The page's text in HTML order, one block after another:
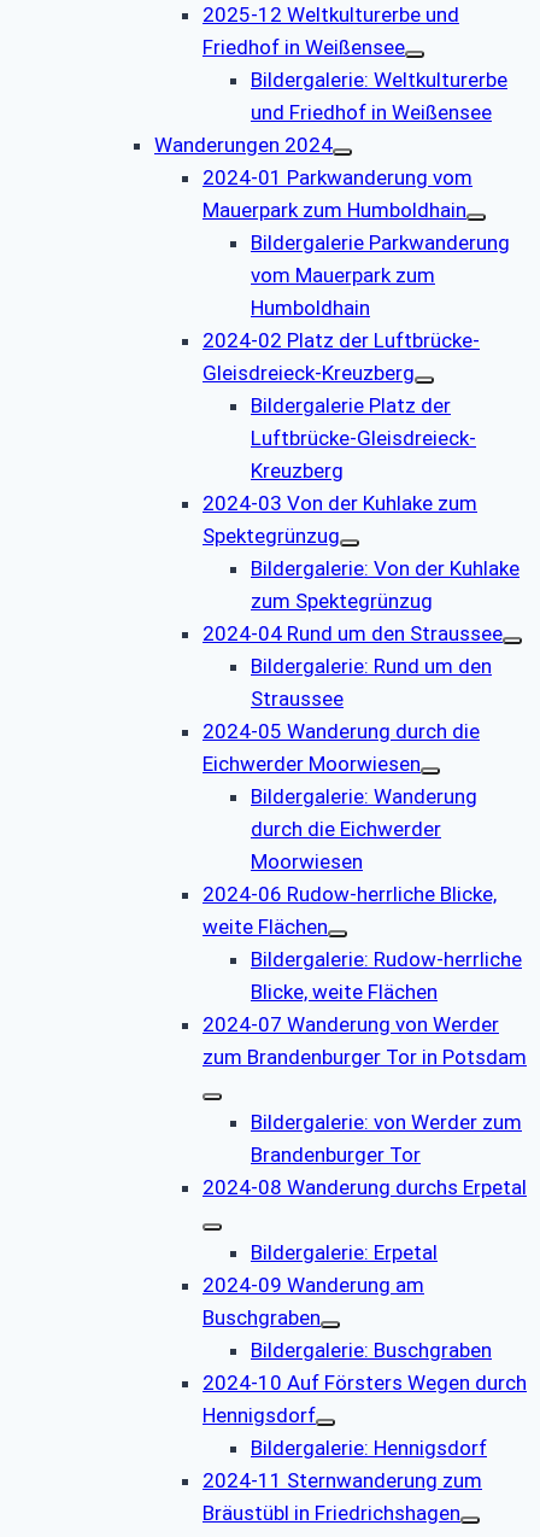
2025-12 Weltkulturerbe und
Friedhof in Weißensee
Bildergalerie: Weltkulturerbe
und Friedhof in Weißensee
Wanderungen 2024
2024-01 Parkwanderung vom
Mauerpark zum Humboldhain
Bildergalerie Parkwanderung
vom Mauerpark zum
Humboldhain
2024-02 Platz der Luftbrücke-
Gleisdreieck-Kreuzberg
Bildergalerie Platz der
Luftbrücke-Gleisdreieck-
Kreuzberg
2024-03 Von der Kuhlake zum
Spektegrünzug
Bildergalerie: Von der Kuhlake
zum Spektegrünzug
2024-04 Rund um den Straussee
Bildergalerie: Rund um den
Straussee
2024-05 Wanderung durch die
Eichwerder Moorwiesen
Bildergalerie: Wanderung
durch die Eichwerder
Moorwiesen
2024-06 Rudow-herrliche Blicke,
weite Flächen
Bildergalerie: Rudow-herrliche
Blicke, weite Flächen
2024-07 Wanderung von Werder
zum Brandenburger Tor in Potsdam
Bildergalerie: von Werder zum
Brandenburger Tor
2024-08 Wanderung durchs Erpetal
Bildergalerie: Erpetal
2024-09 Wanderung am
Buschgraben
Bildergalerie: Buschgraben
2024-10 Auf Försters Wegen durch
Hennigsdorf
Bildergalerie: Hennigsdorf
2024-11 Sternwanderung zum
Bräustübl in Friedrichshagen